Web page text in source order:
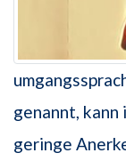
genannt, kann
geringe